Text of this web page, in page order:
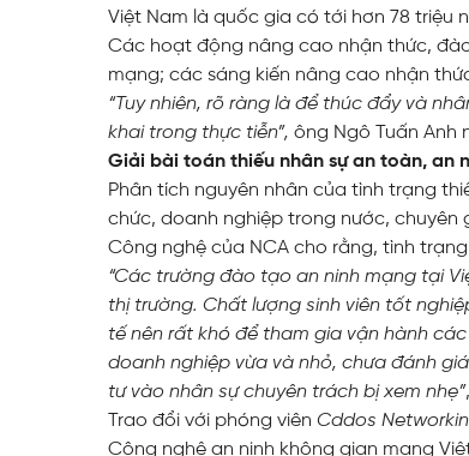
Việt Nam là quốc gia có tới hơn 78 triệu
Các hoạt động nâng cao nhận thức,
mạng; các sáng kiến ​​nâng cao nhận
“Tuy nhiên, rõ ràng là để thúc đẩy và
khai trong thực tiễn”, ông Ngô Tuấn Anh
Giải bài toán thiếu nhân sự an toàn, an
Phân tích nguyên nhân của tình trạng
chức, doanh nghiệp trong nước, chuyên
Công nghệ của NCA cho rằng, tình
“Các trường đào tạo an ninh mạng tại
thị trường. Chất lượng sinh viên tốt
tế nên rất khó để tham gia vận hành
doanh nghiệp vừa và nhỏ, chưa đánh
tư vào nhân sự chuyên trách bị xem nhẹ”
Trao đổi với phóng viên Cddos
Công nghệ an ninh không gian mạng